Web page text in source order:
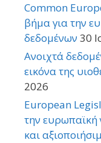
Common
βήμα για την
δεδομένων 30
Ανοιχτά
εικόνα της
2026
European
την ευρωπαϊκή
και